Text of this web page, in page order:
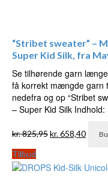
“Stribet sweater” –
Super Kid Silk, fra
Se tilhørende garn
få korrekt mængde garn
nedefra og op “Stribet
– Super Kid Silk
kr.825,95oprindelige
var:
kr. 825,95.
kr.658,40
er:
kr.
Tilbud